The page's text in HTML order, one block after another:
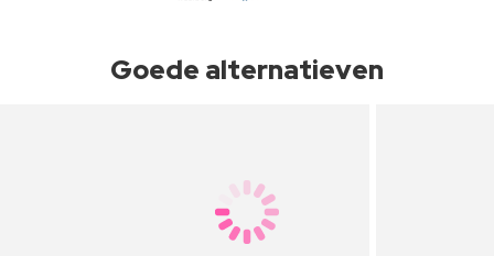
Goede alternatieven